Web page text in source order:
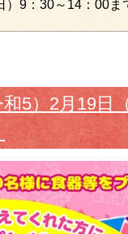
9：30～14：00ま
5）2月19日